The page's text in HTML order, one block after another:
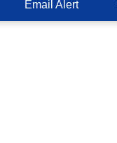
Email Alert